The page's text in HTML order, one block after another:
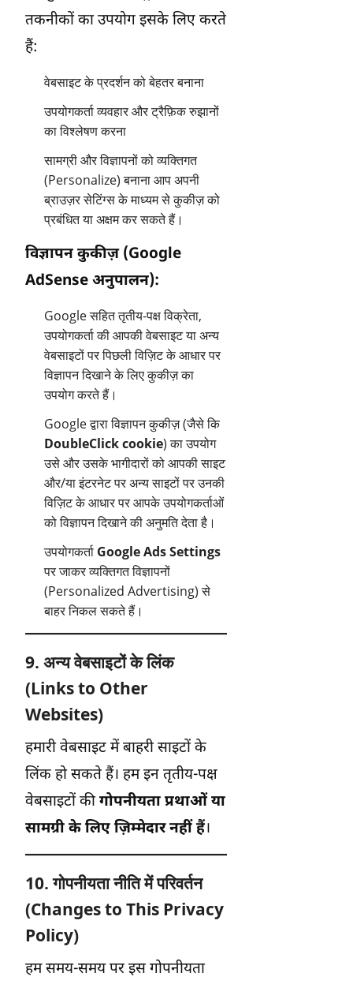
तकनीकों का उपयोग इसके लिए करते
हैं:
वेबसाइट के प्रदर्शन को बेहतर बनाना
उपयोगकर्ता व्यवहार और ट्रैफ़िक रुझानों
का विश्लेषण करना
सामग्री और विज्ञापनों को व्यक्तिगत
(Personalize) बनाना आप अपनी
ब्राउज़र सेटिंग्स के माध्यम से कुकीज़ को
प्रबंधित या अक्षम कर सकते हैं।
विज्ञापन कुकीज़ (Google
AdSense अनुपालन):
Google सहित तृतीय-पक्ष विक्रेता,
उपयोगकर्ता की आपकी वेबसाइट या अन्य
वेबसाइटों पर पिछली विज़िट के आधार पर
विज्ञापन दिखाने के लिए कुकीज़ का
उपयोग करते हैं।
Google द्वारा विज्ञापन कुकीज़ (जैसे कि
DoubleClick cookie) का उपयोग
उसे और उसके भागीदारों को आपकी साइट
और/या इंटरनेट पर अन्य साइटों पर उनकी
विज़िट के आधार पर आपके उपयोगकर्ताओं
को विज्ञापन दिखाने की अनुमति देता है।
उपयोगकर्ता Google Ads Settings
पर जाकर व्यक्तिगत विज्ञापनों
(Personalized Advertising) से
बाहर निकल सकते हैं।
9. अन्य वेबसाइटों के लिंक
(Links to Other
Websites)
हमारी वेबसाइट में बाहरी साइटों के
लिंक हो सकते हैं। हम इन तृतीय-पक्ष
वेबसाइटों कीगोपनीयता प्रथाओं या
सामग्री के लिए ज़िम्मेदार नहीं हैं।
10. गोपनीयता नीति में परिवर्तन
(Changes to This Privacy
Policy)
हम समय-समय पर इस गोपनीयता